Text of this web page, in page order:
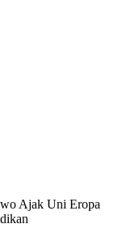
Ajak Uni Eropa